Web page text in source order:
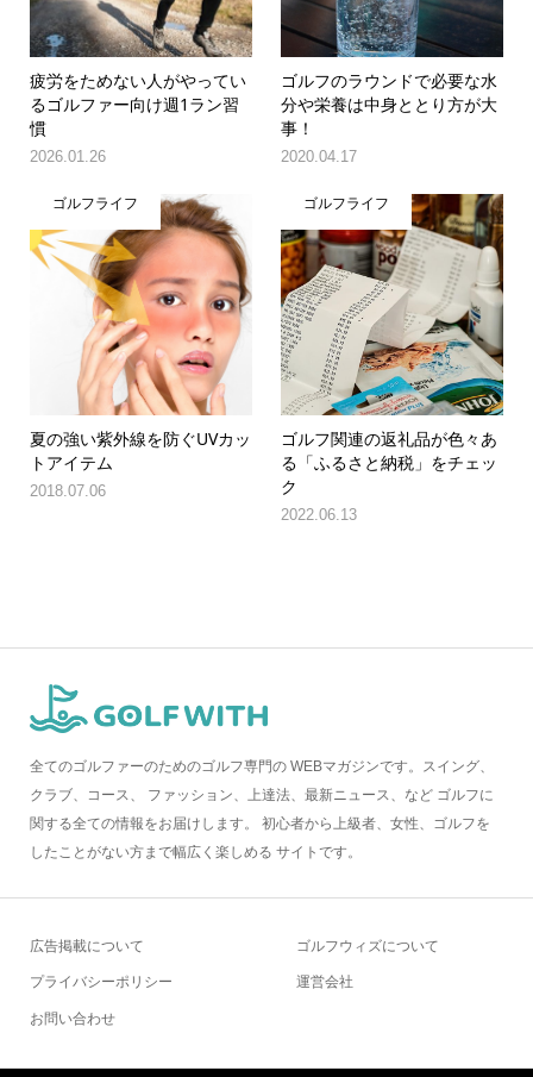
疲労をためない人がやってい
るゴルファー向け週1ラン習
慣
2026.01.26
ゴルフのラウンドで必要な水
分や栄養は中身ととり方が大
事！
2020.04.17
ゴルフライフ
夏の強い紫外線を防ぐUVカッ
トアイテム
2018.07.06
ゴルフライフ
ゴルフ関連の返礼品が色々あ
る「ふるさと納税」をチェッ
ク
2022.06.13
全てのゴルファーのためのゴルフ専門の WEBマガジンです。スイング、
クラブ、コース、 ファッション、上達法、最新ニュース、など ゴルフに
関する全ての情報をお届けします。 初心者から上級者、女性、ゴルフを
したことがない方まで幅広く楽しめる サイトです。
広告掲載について
プライバシーポリシー
お問い合わせ
ゴルフウィズについて
運営会社